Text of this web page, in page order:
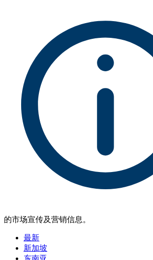
的市场宣传及营销信息。
最新
新加坡